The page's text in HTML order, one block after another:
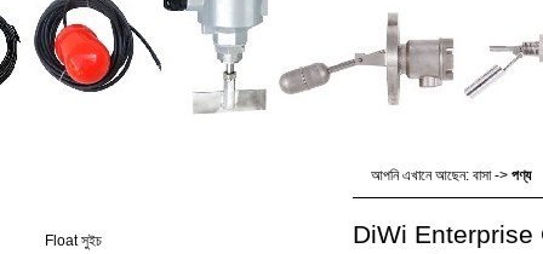
Float সুইচ
আপনি এখানে আছেন: বাসা-> পণ্য
DiWi Enterprise